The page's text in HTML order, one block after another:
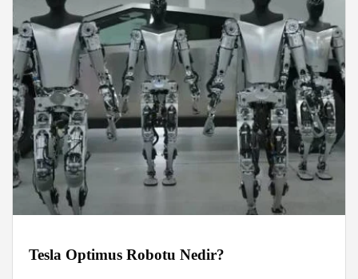
Tesla Optimus Robotu Nedir?